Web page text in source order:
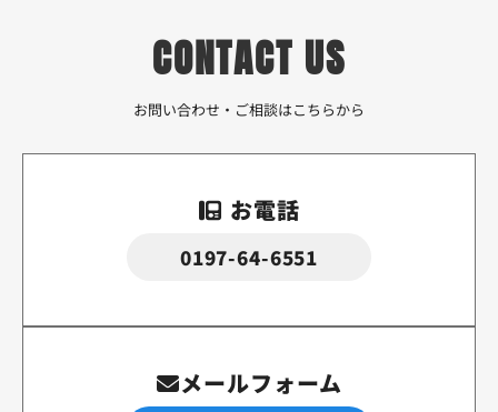
CONTACT US
お問い合わせ・ご相談はこちらから
お電話
0197-64-6551
メールフォーム